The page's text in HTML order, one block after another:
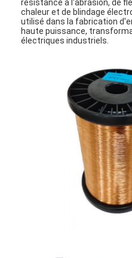
résistance à l'abrasion, de
chaleur et de blindage
utilisé dans la fabrication
haute puissance,
électriques industriels.